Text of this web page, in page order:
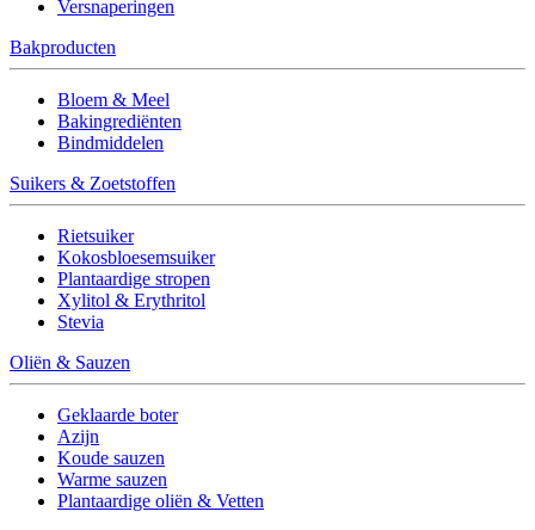
Versnaperingen
Bakproducten
Bloem & Meel
Bakingrediënten
Bindmiddelen
Suikers & Zoetstoffen
Rietsuiker
Kokosbloesemsuiker
Plantaardige stropen
Xylitol & Erythritol
Stevia
Oliën & Sauzen
Geklaarde boter
Azijn
Koude sauzen
Warme sauzen
Plantaardige oliën & Vetten